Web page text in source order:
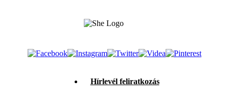
Hírlevél feliratkozás